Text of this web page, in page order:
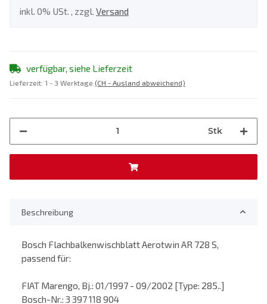
inkl. 0% USt. , zzgl. Versand
verfügbar, siehe Lieferzeit
Lieferzeit: 1 - 3 Werktage (CH - Ausland abweichend)
Stk
Beschreibung
Bosch Flachbalkenwischblatt Aerotwin AR 728 S,
passend für:
FIAT Marengo, Bj.: 01/1997 - 09/2002 [Type: 285..]
Bosch-Nr.: 3 397 118 904